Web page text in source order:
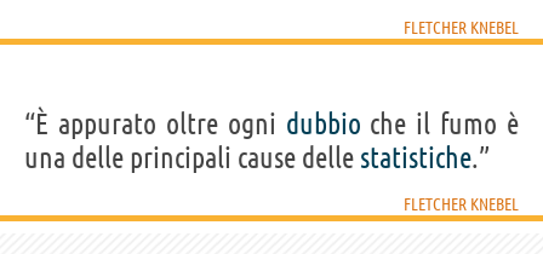
FLETCHER KNEBEL
“È appurato oltre ogni dubbio che il fumo è
una delle principali cause delle statistiche.”
FLETCHER KNEBEL